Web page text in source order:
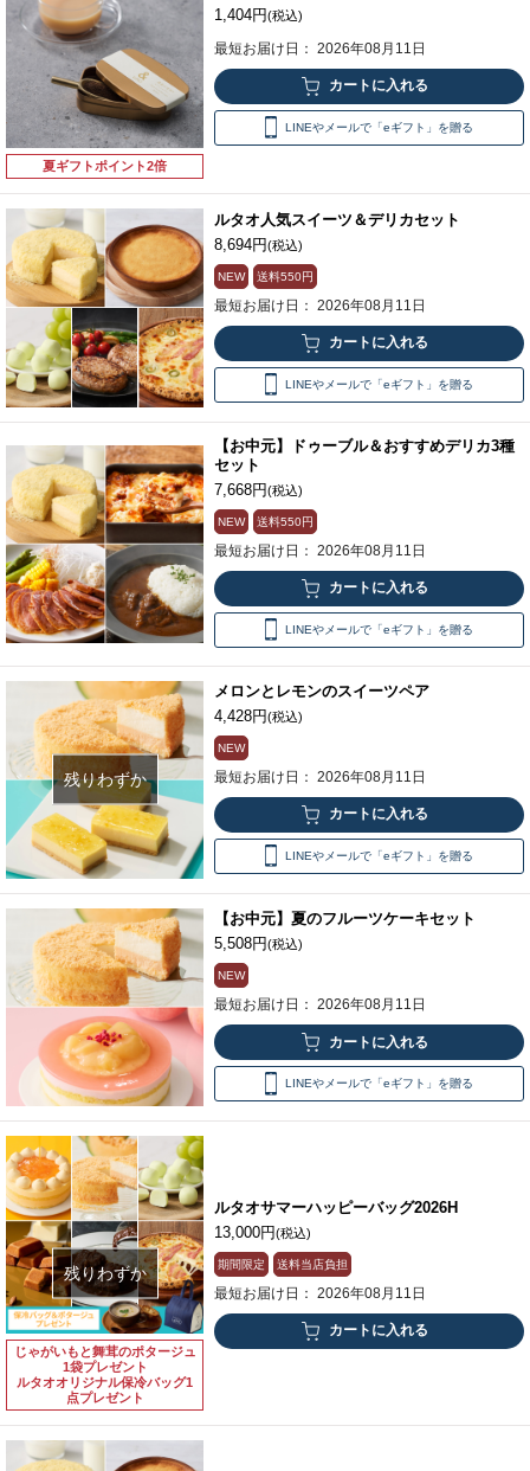
夏ギフトポイント2倍
1,404円(税込)
最短お届け日： 2026年08月11日
LINEやメールで「eギフト」を贈る
ルタオ人気スイーツ＆デリカセット
8,694円(税込)
NEW 送料550円
最短お届け日： 2026年08月11日
LINEやメールで「eギフト」を贈る
【お中元】ドゥーブル＆おすすめデリカ3種
セット
7,668円(税込)
NEW 送料550円
最短お届け日： 2026年08月11日
LINEやメールで「eギフト」を贈る
残りわずか
メロンとレモンのスイーツペア
4,428円(税込)
NEW
最短お届け日： 2026年08月11日
LINEやメールで「eギフト」を贈る
【お中元】夏のフルーツケーキセット
5,508円(税込)
NEW
最短お届け日： 2026年08月11日
LINEやメールで「eギフト」を贈る
残りわずか
じゃがいもと舞茸のポタージュ
1袋プレゼント
ルタオオリジナル保冷バッグ1
点プレゼント
ルタオサマーハッピーバッグ2026H
13,000円(税込)
期間限定 送料当店負担
最短お届け日： 2026年08月11日